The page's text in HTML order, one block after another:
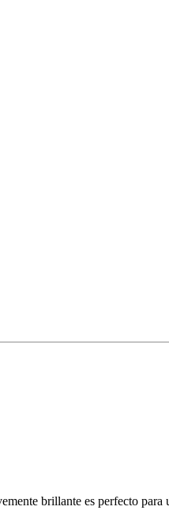
brillante es perfecto